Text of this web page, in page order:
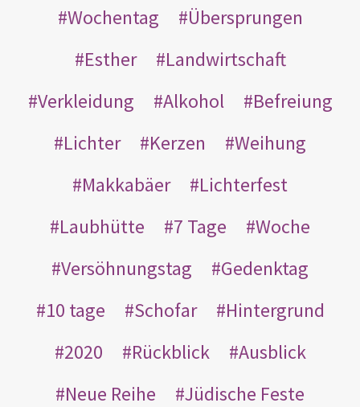
Wochentag
Übersprungen
Esther
Landwirtschaft
Verkleidung
Alkohol
Befreiung
Lichter
Kerzen
Weihung
Makkabäer
Lichterfest
Laubhütte
7 Tage
Woche
Versöhnungstag
Gedenktag
10 tage
Schofar
Hintergrund
2020
Rückblick
Ausblick
Neue Reihe
Jüdische Feste